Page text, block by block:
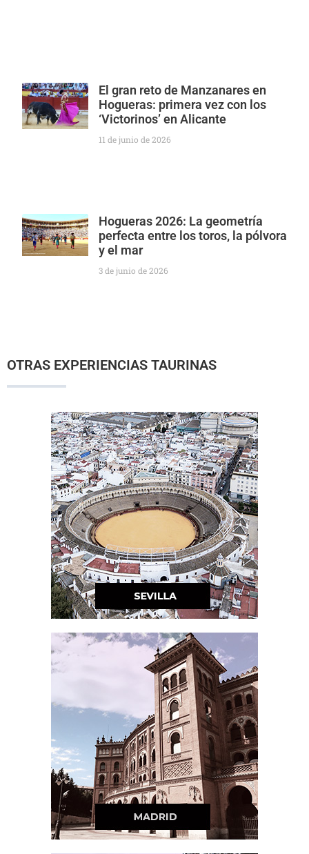
El gran reto de Manzanares en
Hogueras: primera vez con los
‘Victorinos’ en Alicante
11 de junio de 2026
Hogueras 2026: La geometría
perfecta entre los toros, la pólvora
y el mar
3 de junio de 2026
OTRAS EXPERIENCIAS TAURINAS